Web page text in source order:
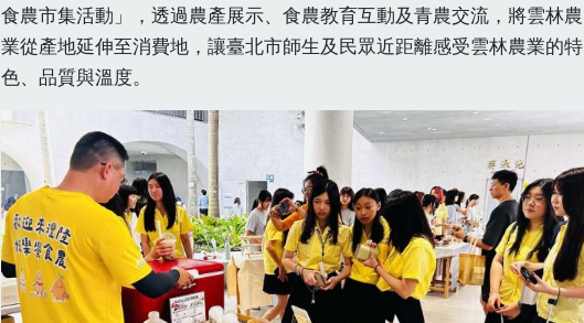
食農市集活動」，透過農產展示、食農教育互動及青農交流，將雲林農
業從產地延伸至消費地，讓臺北市師生及民眾近距離感受雲林農業的特
色、品質與溫度。